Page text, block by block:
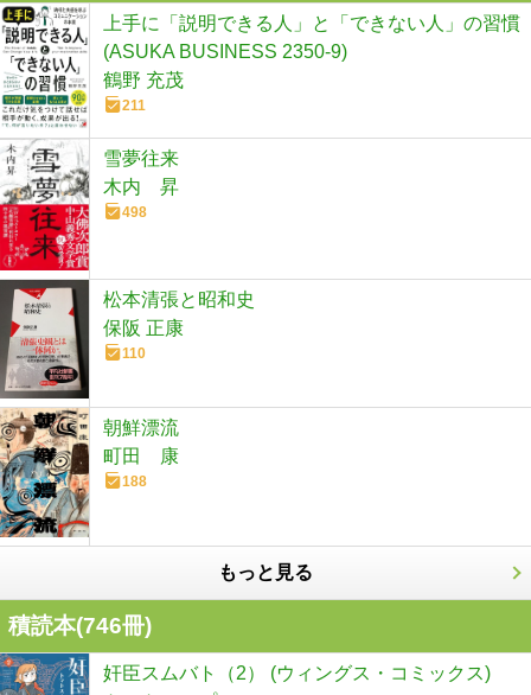
上手に「説明できる人」と「できない人」の習慣
(ASUKA BUSINESS 2350-9)
鶴野 充茂
211
雪夢往来
木内 昇
498
松本清張と昭和史
保阪 正康
110
朝鮮漂流
町田 康
188
もっと見る
積読本(746冊)
奸臣スムバト（2） (ウィングス・コミックス)